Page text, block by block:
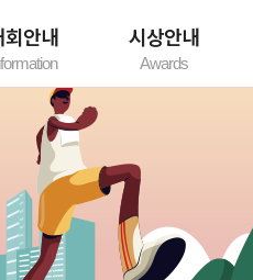
회안내
대회요강
유의사항
오시는 길
시상안내
Awards